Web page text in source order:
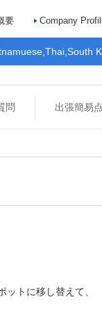
要 Company
問 出張簡易
トに移し替えて、